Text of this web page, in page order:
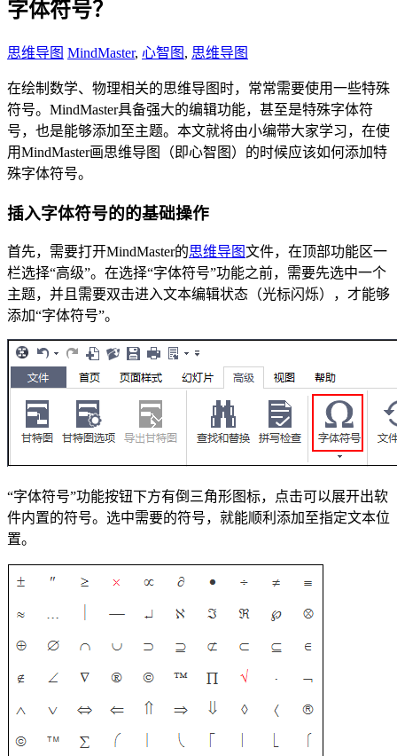
字体符号？
思维导图 MindMaster, 心智图 , 思维导图
在绘制数学、物理相关的思维导图时，常常需要使用一些特殊
符号。MindMaster具备强大的编辑功能，甚至是特殊字体符
号，也是能够添加至主题。本文就将由小编带大家学习，在使
用MindMaster画思维导图（即心智图）的时候应该如何添加特
殊字体符号。
插入字体符号的的基础操作
首先，需要打开MindMaster的思维导图文件，在顶部功能区一
栏选择“高级”。在选择“字体符号”功能之前，需要先选中一个
主题，并且需要双击进入文本编辑状态（光标闪烁），才能够
添加“字体符号”。
“字体符号”功能按钮下方有倒三角形图标，点击可以展开出软
件内置的符号。选中需要的符号，就能顺利添加至指定文本位
置。